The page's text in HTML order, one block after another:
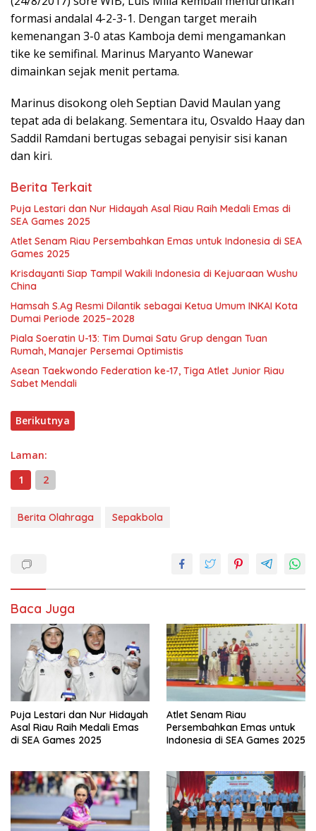
formasi andalal 4-2-3-1. Dengan target meraih
kemenangan 3-0 atas Kamboja demi mengamankan
tike ke semifinal. Marinus Maryanto Wanewar
dimainkan sejak menit pertama.
Marinus disokong oleh Septian David Maulan yang
tepat ada di belakang. Sementara itu, Osvaldo Haay dan
Saddil Ramdani bertugas sebagai penyisir sisi kanan
dan kiri.
Berita Terkait
Puja Lestari dan Nur Hidayah Asal Riau Raih Medali Emas di
SEA Games 2025
Atlet Senam Riau Persembahkan Emas untuk Indonesia di SEA
Games 2025
Krisdayanti Siap Tampil Wakili Indonesia di Kejuaraan Wushu
China
Hamsah S.Ag Resmi Dilantik sebagai Ketua Umum INKAI Kota
Dumai Periode 2025–2028
Piala Soeratin U-13: Tim Dumai Satu Grup dengan Tuan
Rumah, Manajer Persemai Optimistis
Asean Taekwondo Federation ke-17, Tiga Atlet Junior Riau
Sabet Mendali
Berikutnya
Laman:
1
2
Berita Olahraga Sepakbola
Baca Juga
Puja Lestari dan Nur Hidayah
Asal Riau Raih Medali Emas
di SEA Games 2025
Atlet Senam Riau
Persembahkan Emas untuk
Indonesia di SEA Games 2025